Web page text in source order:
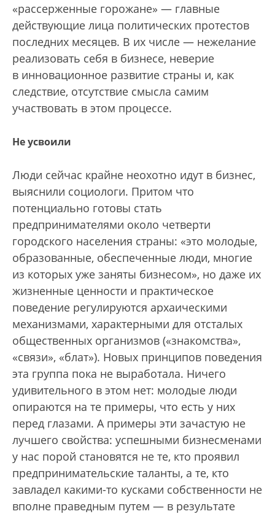
«рассерженные горожане» — главные
действующие лица политических протестов
последних месяцев. В их числе — нежелание
реализовать себя в бизнесе, неверие
в инновационное развитие страны и, как
следствие, отсутствие смысла самим
участвовать в этом процессе.
Не усвоили
Люди сейчас крайне неохотно идут в бизнес,
выяснили социологи. Притом что
потенциально готовы стать
предпринимателями около четверти
городского населения страны: «это молодые,
образованные, обеспеченные люди, многие
из которых уже заняты бизнесом», но даже их
жизненные ценности и практическое
поведение регулируются архаическими
механизмами, характерными для отсталых
общественных организмов («знакомства»,
«связи», «блат»). Новых принципов поведения
эта группа пока не выработала. Ничего
удивительного в этом нет: молодые люди
опираются на те примеры, что есть у них
перед глазами. А примеры эти зачастую не
лучшего свойства: успешными бизнесменами
у нас порой становятся не те, кто проявил
предпринимательские таланты, а те, кто
завладел какими-то кусками собственности не
вполне праведным путем — в результате